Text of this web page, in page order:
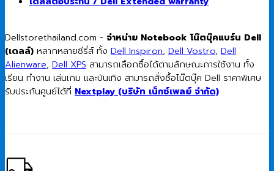
Dellstorethailand.com - จำหน่าย Notebook โน๊ตบุ๊คแบร์น Dell
(เดลล์) หลากหลายซีรี่ส์ ทั้ง Dell Inspiron, Dell Vostro, Dell
Alienware, Dell XPS สามารถเลือกซื้อได้ตามลักษณะการใช้งาน ทั้ง
เรียน ทำงาน เล่นเกม และบันเทิง สามารถสั่งซื้อโน๊ตบุ๊ค Dell ราคาพิเศษ
รับประกันศูนย์ได้ที่ Nextplay (บริษัท เน็กซ์เพลย์ จำกัด)